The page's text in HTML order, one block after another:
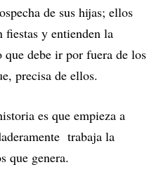
de sus hijas; ellos
fiestas y entienden la
debe ir por fuera de los
precisa de ellos.
es que empieza a
trabaja la
que genera.